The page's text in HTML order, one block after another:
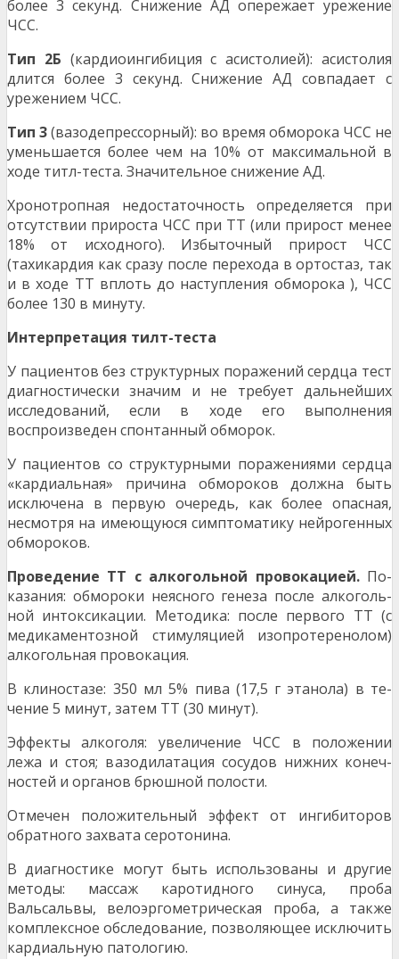
более 3 секунд. Снижение АД опережает урежение
ЧСС.
Тип 2Б (кардиоингибиция с асистолией): асистолия
длится более 3 секунд. Снижение АД совпадает с
урежением ЧСС.
Тип 3(вазодепрессорный): во время обморока ЧСС не
уменьшается более чем на 10% от максималь­ной в
ходе титл-теста. Значительное снижение АД.
Хронотропная недостаточность определяется при
отсутствии прироста ЧСС при ТТ (или прирост ме­нее
18% от исходного). Избыточный прирост ЧСС
(тахикардия как сразу после перехода в ортостаз, так
и в ходе ТТ вплоть до наступления обморока ), ЧСС
более 130 в минуту.
Интерпретация тилт-теста
У пациентов без структурных поражений сердца тест
диагностически значим и не требует дальней­ших
исследований, если в ходе его выполнения
воспроизведен спонтанный обморок.
У пациентов со структурными поражениями сердца
«кардиальная» причина обмороков должна быть
исключена в первую очередь, как более опасная,
несмотря на имеющуюся симптоматику нейроген­ных
обмороков.
Проведение ТТ с алкогольной провокацией.По­
казания: обмороки неясного генеза после алкоголь­
ной интоксикации. Методика: после первого ТТ (с
медикаментозной стимуляцией изопротеренолом)
алкогольная провокация.
В клиностазе: 350 мл 5% пива (17,5 г этанола) в те­
чение 5 минут, затем ТТ (30 минут).
Эффекты алкоголя: увеличение ЧСС в положении
лежа и стоя; вазодилатация сосудов нижних конеч­
ностей и органов брюшной полости.
Отмечен положительный эффект от ингибиторов
обратного захвата серотонина.
В диагностике могут быть использованы и другие
методы: массаж каротидного синуса, проба
Вальсальвы, велоэргометрическая проба, а также
ком­плексное обследование, позволяющее исключить
кардиальную патологию.